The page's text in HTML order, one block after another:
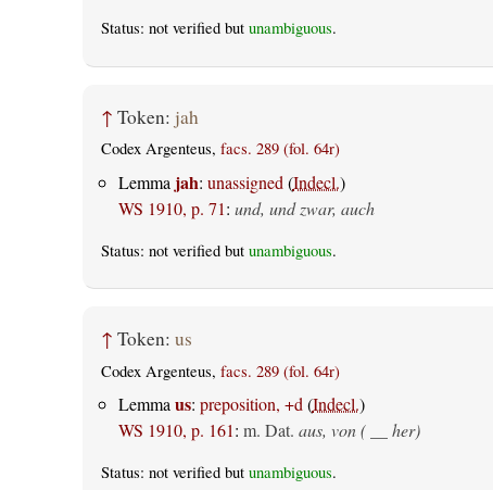
Status: not verified but unambiguous.
↑ Token: jah
Codex Argenteus, facs. 289 (fol. 64r)
Lemma jah: unassigned (Indecl.)
WS 1910, p. 71: und, und zwar, auch
Status: not verified but unambiguous.
↑ Token: us
Codex Argenteus, facs. 289 (fol. 64r)
Lemma us: preposition, +d (Indecl.)
WS 1910, p. 161: m. Dat. aus, von ( __ her)
Status: not verified but unambiguous.